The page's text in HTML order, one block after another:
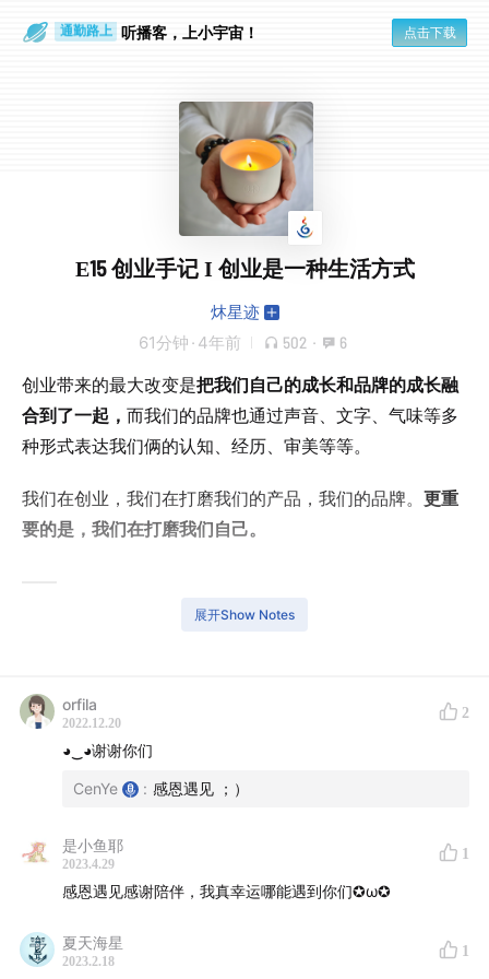
通勤路上 听播客，上小宇宙！ 点击下载
E15 创业手记 I 创业是一种生活方式
炑星迹
61分钟 · 4年前 502 · 6
创业带来的最大改变是把我们自己的成长和品牌的成长融
合到了一起， 而我们的品牌也通过声音、文字、气味等多
种形式表达我们俩的认知、经历、审美等等。
我们在创业，我们在打磨我们的产品，我们的品牌。 更重
要的是，我们在打磨我们自己。
假装 Siri 报时
一次假装有主题的聊天
01:25 正式开场
本次聊天缘起于与一个用户的交流
04:31 以前会把时间分开分配给工作和生活
展开Show Notes
orfila
2022.12.20
2
◕‿◕谢谢你们
CenYe : 感恩遇见 ；）
是小鱼耶
2023.4.29
1
感恩遇见感谢陪伴，我真幸运哪能遇到你们✪ω✪
夏天海星
2023.2.18
1